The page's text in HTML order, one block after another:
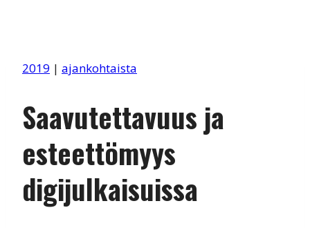
2019 | ajankohtaista
Saavutettavuus ja
esteettömyys
digijulkaisuissa